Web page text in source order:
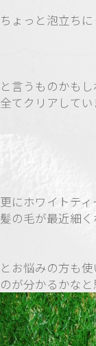
ちょっと泡立ちに
と言うものかもし
全てクリアして
更にホワイトテ
髪の毛が最近細く
とお悩みの方も
のが分かるかな